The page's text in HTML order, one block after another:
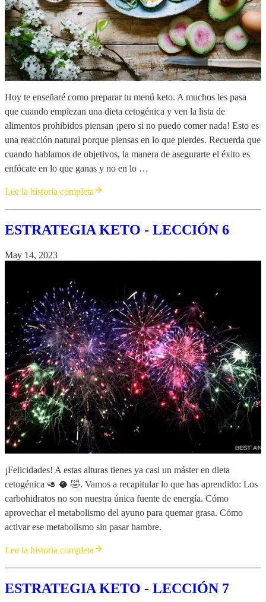
Hoy te enseñaré como preparar tu menú keto. A muchos les pasa
que cuando empiezan una dieta cetogénica y ven la lista de
alimentos prohibidos piensan ¡pero si no puedo comer nada! Esto es
una reacción natural porque piensas en lo que pierdes. Recuerda que
cuando hablamos de objetivos, la manera de asegurarte el éxito es
enfócate en lo que ganas y no en lo …
Lee la historia completa
ESTRATEGIA KETO - LECCIÓN 6
May 14, 2023
¡Felicidades! A estas alturas tienes ya casi un máster en dieta
cetogénica 🥑 🥥 🤣. Vamos a recapitular lo que has aprendido: Los
carbohidratos no son nuestra única fuente de energía. Cómo
aprovechar el metabolismo del ayuno para quemar grasa. Cómo
activar ese metabolismo sin pasar hambre.
Lee la historia completa
ESTRATEGIA KETO - LECCIÓN 7